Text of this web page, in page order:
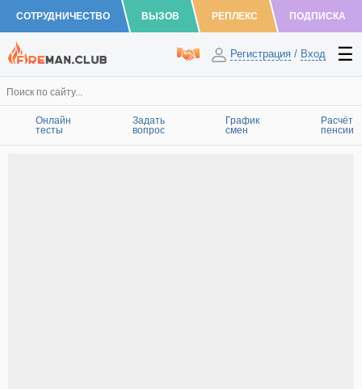
СОТРУДНИЧЕСТВО ВЫЗОВ РЕПЛЕКС ПОДПИСКА
Регистрация / Вход
Онлайн
тесты
Задать
вопрос
График
смен
Расчёт
пенсии